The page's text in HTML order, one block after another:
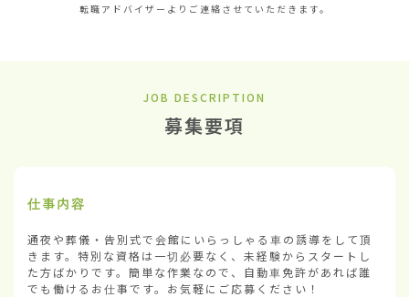
転職アドバイザーよりご連絡させていただきます。
JOB DESCRIPTION
募集要項
仕事内容
通夜や葬儀・告別式で会館にいらっしゃる車の誘導をして頂
きます。特別な資格は一切必要なく、未経験からスタートし
た方ばかりです。簡単な作業なので、自動車免許があれば誰
でも働けるお仕事です。お気軽にご応募ください！